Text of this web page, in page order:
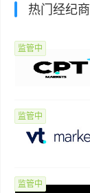
热门经纪商
监管中
监管中
监管中